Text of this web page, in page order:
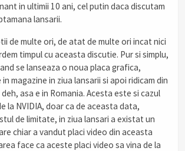
in ultimii 10 ani, cel putin daca discutam
lansarii.
de multe ori, de atat de multe ori incat nici
timpul cu aceasta discutie. Pur si simplu,
se lanseaza o noua placa grafica,
magazine in ziua lansarii si apoi ridicam din
asa e in Romania. Acesta este si cazul
la NVIDIA, doar ca de aceasta data,
de limitate, in ziua lansari a existat un
chiar a vandut placi video din aceasta
face ca aceste placi video sa vina de la